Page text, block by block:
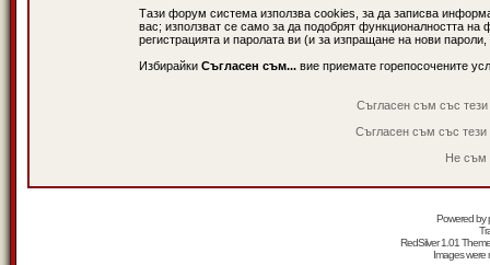
Тази форум система използва cookies, за да записва
вас; използват се само за да подобрят функционалността
регистрацията и паролата ви (и за изпращане на нови
Избирайки Съгласен съм... вие приемате горепосочените
Съгласен съм със
Съгласен съм със
Не съм
Powered by
RedSilver 1.01
Images were